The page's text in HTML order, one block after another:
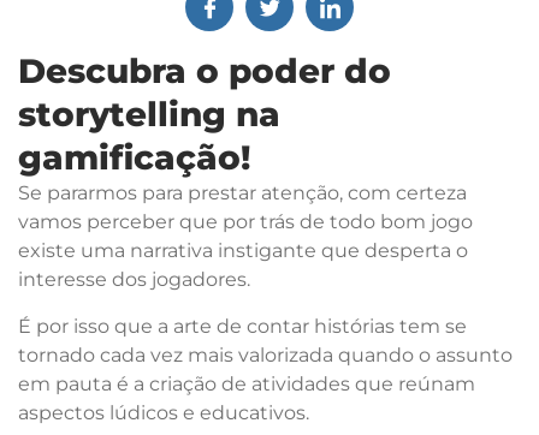
Descubra o poder do
storytelling na
gamificação!
Se pararmos para prestar atenção, com certeza
vamos perceber que por trás de todo bom jogo
existe uma narrativa instigante que desperta o
interesse dos jogadores.
É por isso que a arte de contar histórias tem se
tornado cada vez mais valorizada quando o assunto
em pauta é a criação de atividades que reúnam
aspectos lúdicos e educativos.